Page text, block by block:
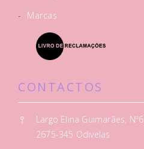
-
Marcas
CONTACTOS
Largo Elina Guimarães, Nº6
2675-345 Odivelas